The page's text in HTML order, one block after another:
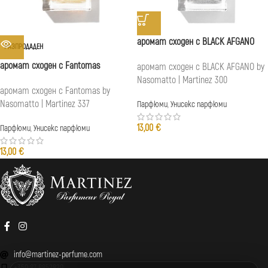
РАЗПРОДАДЕН
аромат сходен с Fantomas
аромат сходен с Fantomas by
Nasomatto | Martinez 337
Парфюми,Унисекс парфюми
13,00 €
аромат сходен с BLACK AFGANO
аромат сходен с BLACK AFGANO by
Nasomatto | Martinez 300
Парфюми,Унисекс парфюми
13,00 €
info@martinez-perfume.com